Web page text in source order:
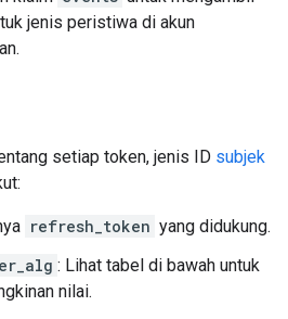
jenis peristiwa di akun
setiap token, jenis ID subjek
refresh_token yang didukung.
: Lihat tabel di bawah untuk
nilai.